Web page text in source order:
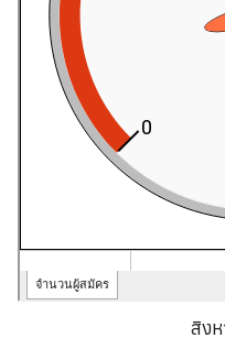
สิง